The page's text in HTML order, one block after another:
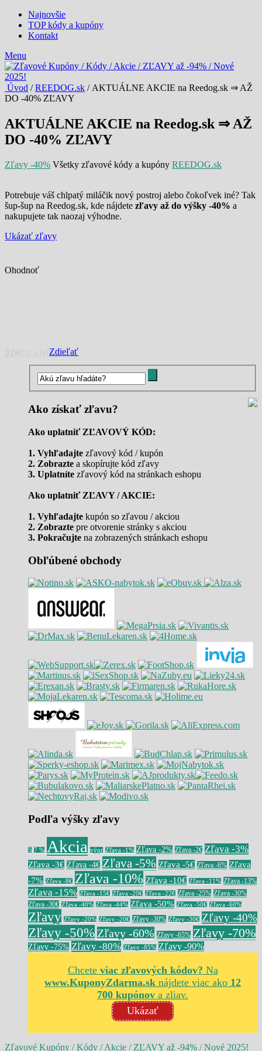
Najnovšie
TOP kódy a kupóny
Kontakt
Menu
Úvod /REEDOG.sk / AKTUÁLNE AKCIE na Reedog.sk ⇒ AŽ
DO -40% ZĽAVY
AKTUÁLNE AKCIE na Reedog.sk ⇒ AŽ
DO -40% ZĽAVY
Zľavy -40% Všetky zľavové kódy a kupóny REEDOG.sk
Potrebuje váš chlpatý miláčik nový postroj alebo čokoľvek iné? Tak
šup-šup na Reedog.sk, kde nájdete zľavy až do výšky -40% a
nakupujete tak naozaj výhodne.
Ukázať zľavy
Ohodnoť
Zdieľať
Ako získať zľavu?
Ako uplatniť ZĽAVOVÝ KÓD:
1. Vyhľadajte zľavový kód / kupón
2. Zobrazte a skopírujte kód zľavy
3. Uplatníte zľavový kód na stránkach eshopu
Ako uplatniť ZĽAVY / AKCIE:
1. Vyhľadajte kupón so zľavou / akciou
2. Zobrazte pre otvorenie stránky s akciou
3. Pokračujte na zobrazených stránkach eshopu
Obľúbené obchody
Podľa výšky zľavy
5 7 % Akcia výpr Zľava -1% Zľava -2% Zľava -2€ Zľava -3%
Zľava -3€ Zľava -4€ Zľava -5% Zľava -5€ Zľava -6% Zľava
-7% Zľava -8€ Zľava -10% Zľava -10€ Zľava -11% Zľava -13%
Zľava -15% Zľava -15€ Zľava -20€ Zľava -22€ Zľava -25% Zľava -30%
Zľava -30€ Zľava -40% Zľava -44% Zľava -50% Zľava -50€ Zľava -60%
Zľavy Zľavy -20% Zľavy -20€ Zľavy -30% Zľavy -30€ Zľavy -40%
Zľavy -50% Zľavy -60% Zľavy -65% Zľavy -70%
Zľavy -75% Zľavy -80% Zľavy -85% Zľavy -90%
Chcete viac zľavových kódov? Na
www.KuponyZdarma.sk nájdete viac ako 12
700 kupónov a zliav.
Ukázať
Zľavové Kupóny / Kódy / Akcie / ZĽAVY až -94% / Nové 2025!